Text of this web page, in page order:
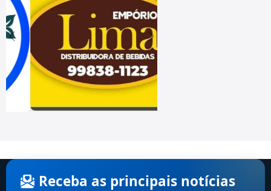
Receba as principais notícias